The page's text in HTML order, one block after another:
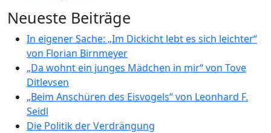
Neueste Beiträge
In eigener Sache: „Im Dickicht lebt es sich leichter“
von Florian Birnmeyer
„Da wohnt ein junges Mädchen in mir“ von Tove
Ditlevsen
„Beim Anschüren des Eisvogels“ von Leonhard F.
Seidl
Die Politik der Verdrängung